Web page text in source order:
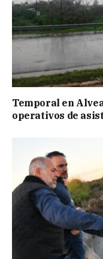
Temporal en
operativos de